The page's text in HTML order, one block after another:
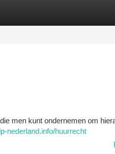
men kunt ondernemen om
nederland.info/huurrecht